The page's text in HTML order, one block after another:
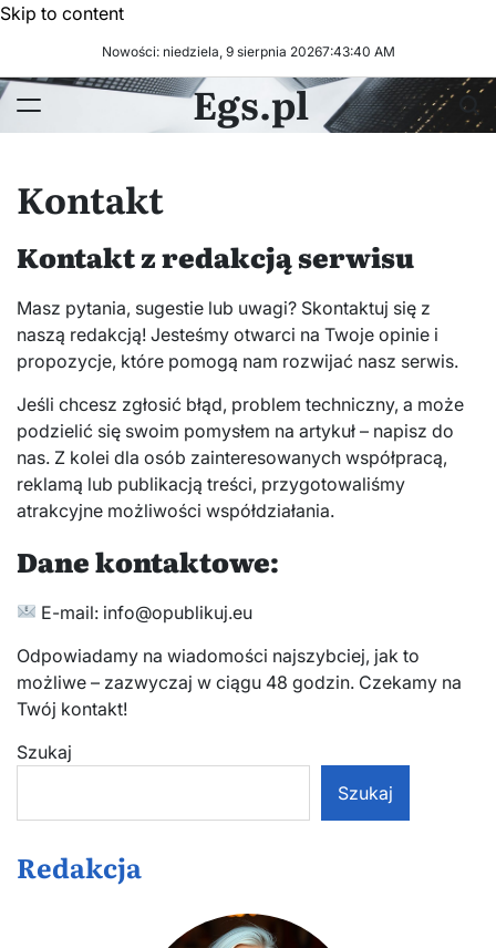
Skip to content
Nowości: niedziela, 9 sierpnia 20267:43:41 AM
Egs.pl
Kontakt
Kontakt z redakcją serwisu
Masz pytania, sugestie lub uwagi? Skontaktuj się z
naszą redakcją! Jesteśmy otwarci na Twoje opinie i
propozycje, które pomogą nam rozwijać nasz serwis.
Jeśli chcesz zgłosić błąd, problem techniczny, a może
podzielić się swoim pomysłem na artykuł – napisz do
nas. Z kolei dla osób zainteresowanych współpracą,
reklamą lub publikacją treści, przygotowaliśmy
atrakcyjne możliwości współdziałania.
Dane kontaktowe:
E-mail: info@opublikuj.eu
Odpowiadamy na wiadomości najszybciej, jak to
możliwe – zazwyczaj w ciągu 48 godzin. Czekamy na
Twój kontakt!
Szukaj
Szukaj
Redakcja